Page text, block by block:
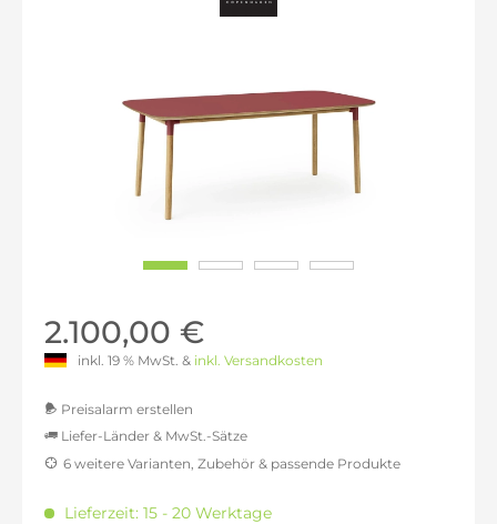
2.100,00 €
inkl. 19 % MwSt. & inkl. Versandkosten
Preisalarm erstellen
Liefer-Länder & MwSt.-Sätze
inkl. 16% MwSt.: 2.047,06 €
6 weitere Varianten, Zubehör & passende Produkte
Lieferzeit: 15 - 20 Werktage